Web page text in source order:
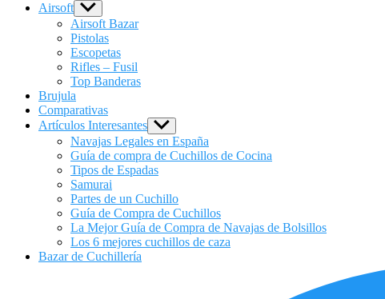
Airsoft Show
sub
menu
Airsoft Bazar
Pistolas
Escopetas
Rifles – Fusil
Top Banderas
Brujula
Comparativas
Artículos Interesantes Show
sub
menu
Navajas Legales en España
Guía de compra de Cuchillos de Cocina
Tipos de Espadas
Samurai
Partes de un Cuchillo
Guía de Compra de Cuchillos
La Mejor Guía de Compra de Navajas de Bolsillos
Los 6 mejores cuchillos de caza
Bazar de Cuchillería